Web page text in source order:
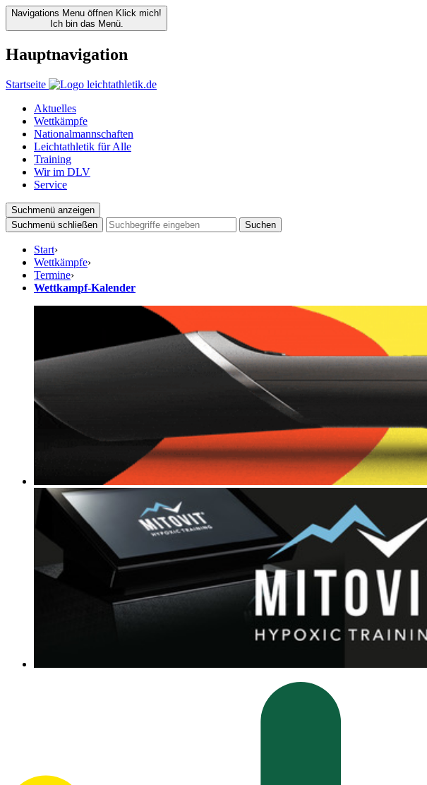
Navigations Menu öffnen Klick mich!
Ich bin das Menü.
Hauptnavigation
Startseite
Aktuelles
Wettkämpfe
Nationalmannschaften
Leichtathletik für Alle
Training
Wir im DLV
Service
Suchmenü anzeigen
Suchmenü schließen
Suchen
Start›
Wettkämpfe›
Termine›
Wettkampf-Kalender